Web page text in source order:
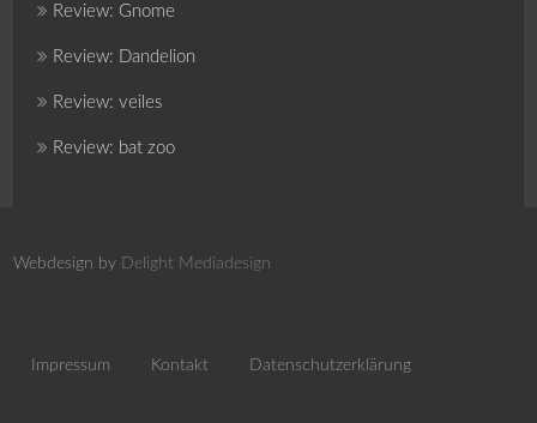
Review: Gnome
Review: Dandelion
Review: veiles
Review: bat zoo
Webdesign by Delight Mediadesign
Impressum Kontakt Datenschutzerklärung